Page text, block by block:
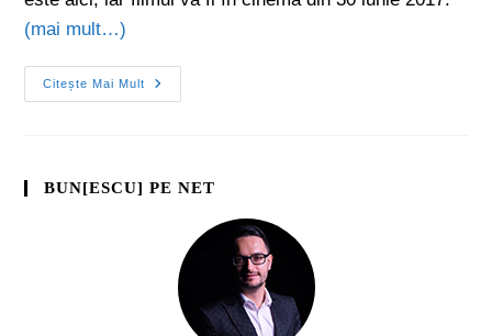
(mai mult…)
Citește Mai Mult
BUN[ESCU] PE NET